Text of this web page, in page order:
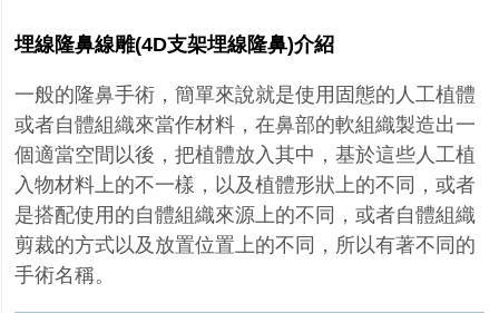
埋線隆鼻線雕(4D支架埋線隆鼻)介紹
一般的隆鼻手術，簡單來說就是使用固態的人工植體
或者自體組織來當作材料，在鼻部的軟組織製造出一
個適當空間以後，把植體放入其中，基於這些人工植
入物材料上的不一樣，以及植體形狀上的不同，或者
是搭配使用的自體組織來源上的不同，或者自體組織
剪裁的方式以及放置位置上的不同，所以有著不同的
手術名稱。